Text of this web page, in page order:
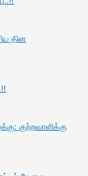
தின
குற்றவாளிக்கு